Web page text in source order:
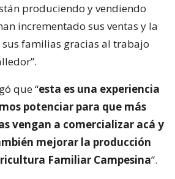
produciendo y vendiendo
incrementado sus ventas y la
familias gracias al trabajo
que “esta es una experiencia
potenciar para que más
vengan a comercializar acá y
mejorar la producción
Familiar Campesina”.